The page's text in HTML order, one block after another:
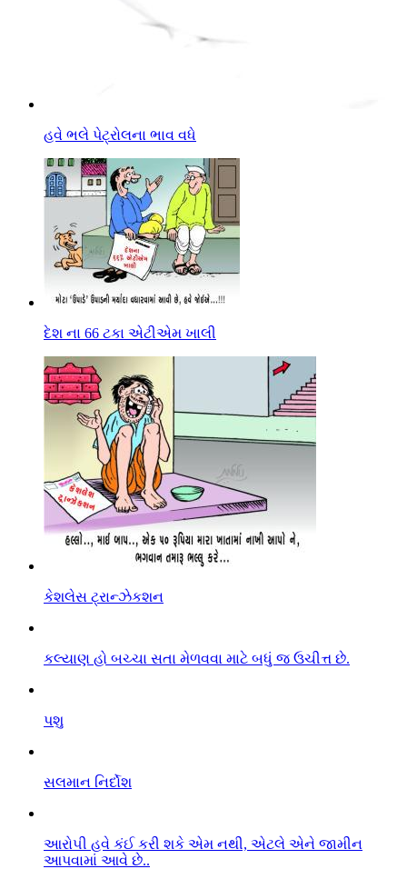
હવે ભલે પેટ્રોલના ભાવ વધે
દેશ ના 66 ટકા એટીએમ ખાલી
કેશલેસ ટ્રાન્ઝેકશન
કલ્યાણ હો બચ્ચા સતા મેળવવા માટે બધું જ ઉચીત્ત છે.
પશુ
સલમાન નિર્દોશ
આરો૫ી હવે કંઈ કરી શકે એમ નથી, એટલે એને જામીન
આપવામાં આવે છે..